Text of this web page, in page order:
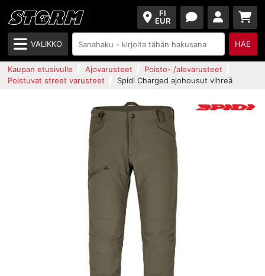
FI
EUR
VALIKKO HAE
Kaupan etusivulle Ajovarusteet
Poisto- /alevarusteet
Poistuvat street varusteet
Spidi Charged ajohousut vihreä